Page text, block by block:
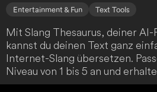
Entertainment & Fun Text Tools
Mit Slang Thesaurus, deiner
kannst du deinen Text ganz
Internet-Slang übersetzen.
Niveau von 1 bis 5 an und
Ergebnisse ohne aufwendige